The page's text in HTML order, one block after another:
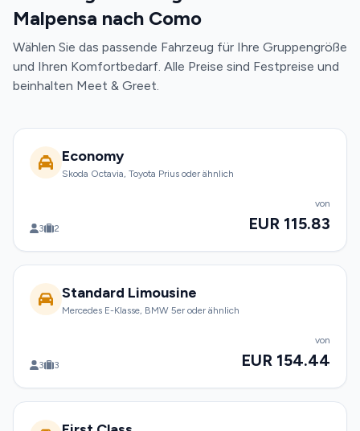
Malpensa nach Como
Wählen Sie das passende Fahrzeug für Ihre Gruppengröße
und Ihren Komfortbedarf. Alle Preise sind Festpreise und
beinhalten Meet & Greet.
Economy
Skoda Octavia, Toyota Prius oder ähnlich
3 2
von
EUR 115.83
Standard Limousine
Mercedes E-Klasse, BMW 5er oder ähnlich
3 3
von
EUR 154.44